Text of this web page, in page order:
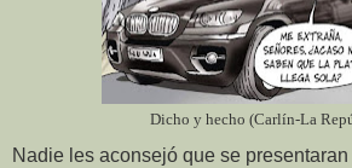
Dicho y hecho (Carlín-La
Nadie les aconsejó que se